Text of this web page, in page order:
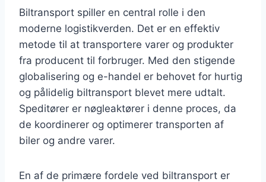
Biltransport spiller en central rolle i den
moderne logistikverden. Det er en effektiv
metode til at transportere varer og produkter
fra producent til forbruger. Med den stigende
globalisering og e-handel er behovet for hurtig
og pålidelig biltransport blevet mere udtalt.
Speditører er nøgleaktører i denne proces, da
de koordinerer og optimerer transporten af
biler og andre varer.
En af de primære fordele ved biltransport er